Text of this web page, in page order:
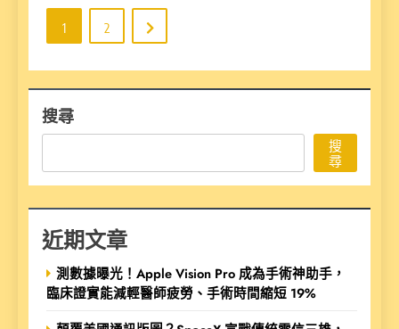
1 2
搜尋
搜
尋
近期文章
測數據曝光！Apple Vision Pro 成為手術神助手，
臨床證實能減輕醫師疲勞、手術時間縮短 19%